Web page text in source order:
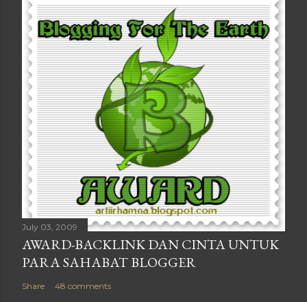
July 03, 2009
AWARD-BACKLINK DAN CINTA UNTUK
PARA SAHABAT BLOGGER
Share 48 comments